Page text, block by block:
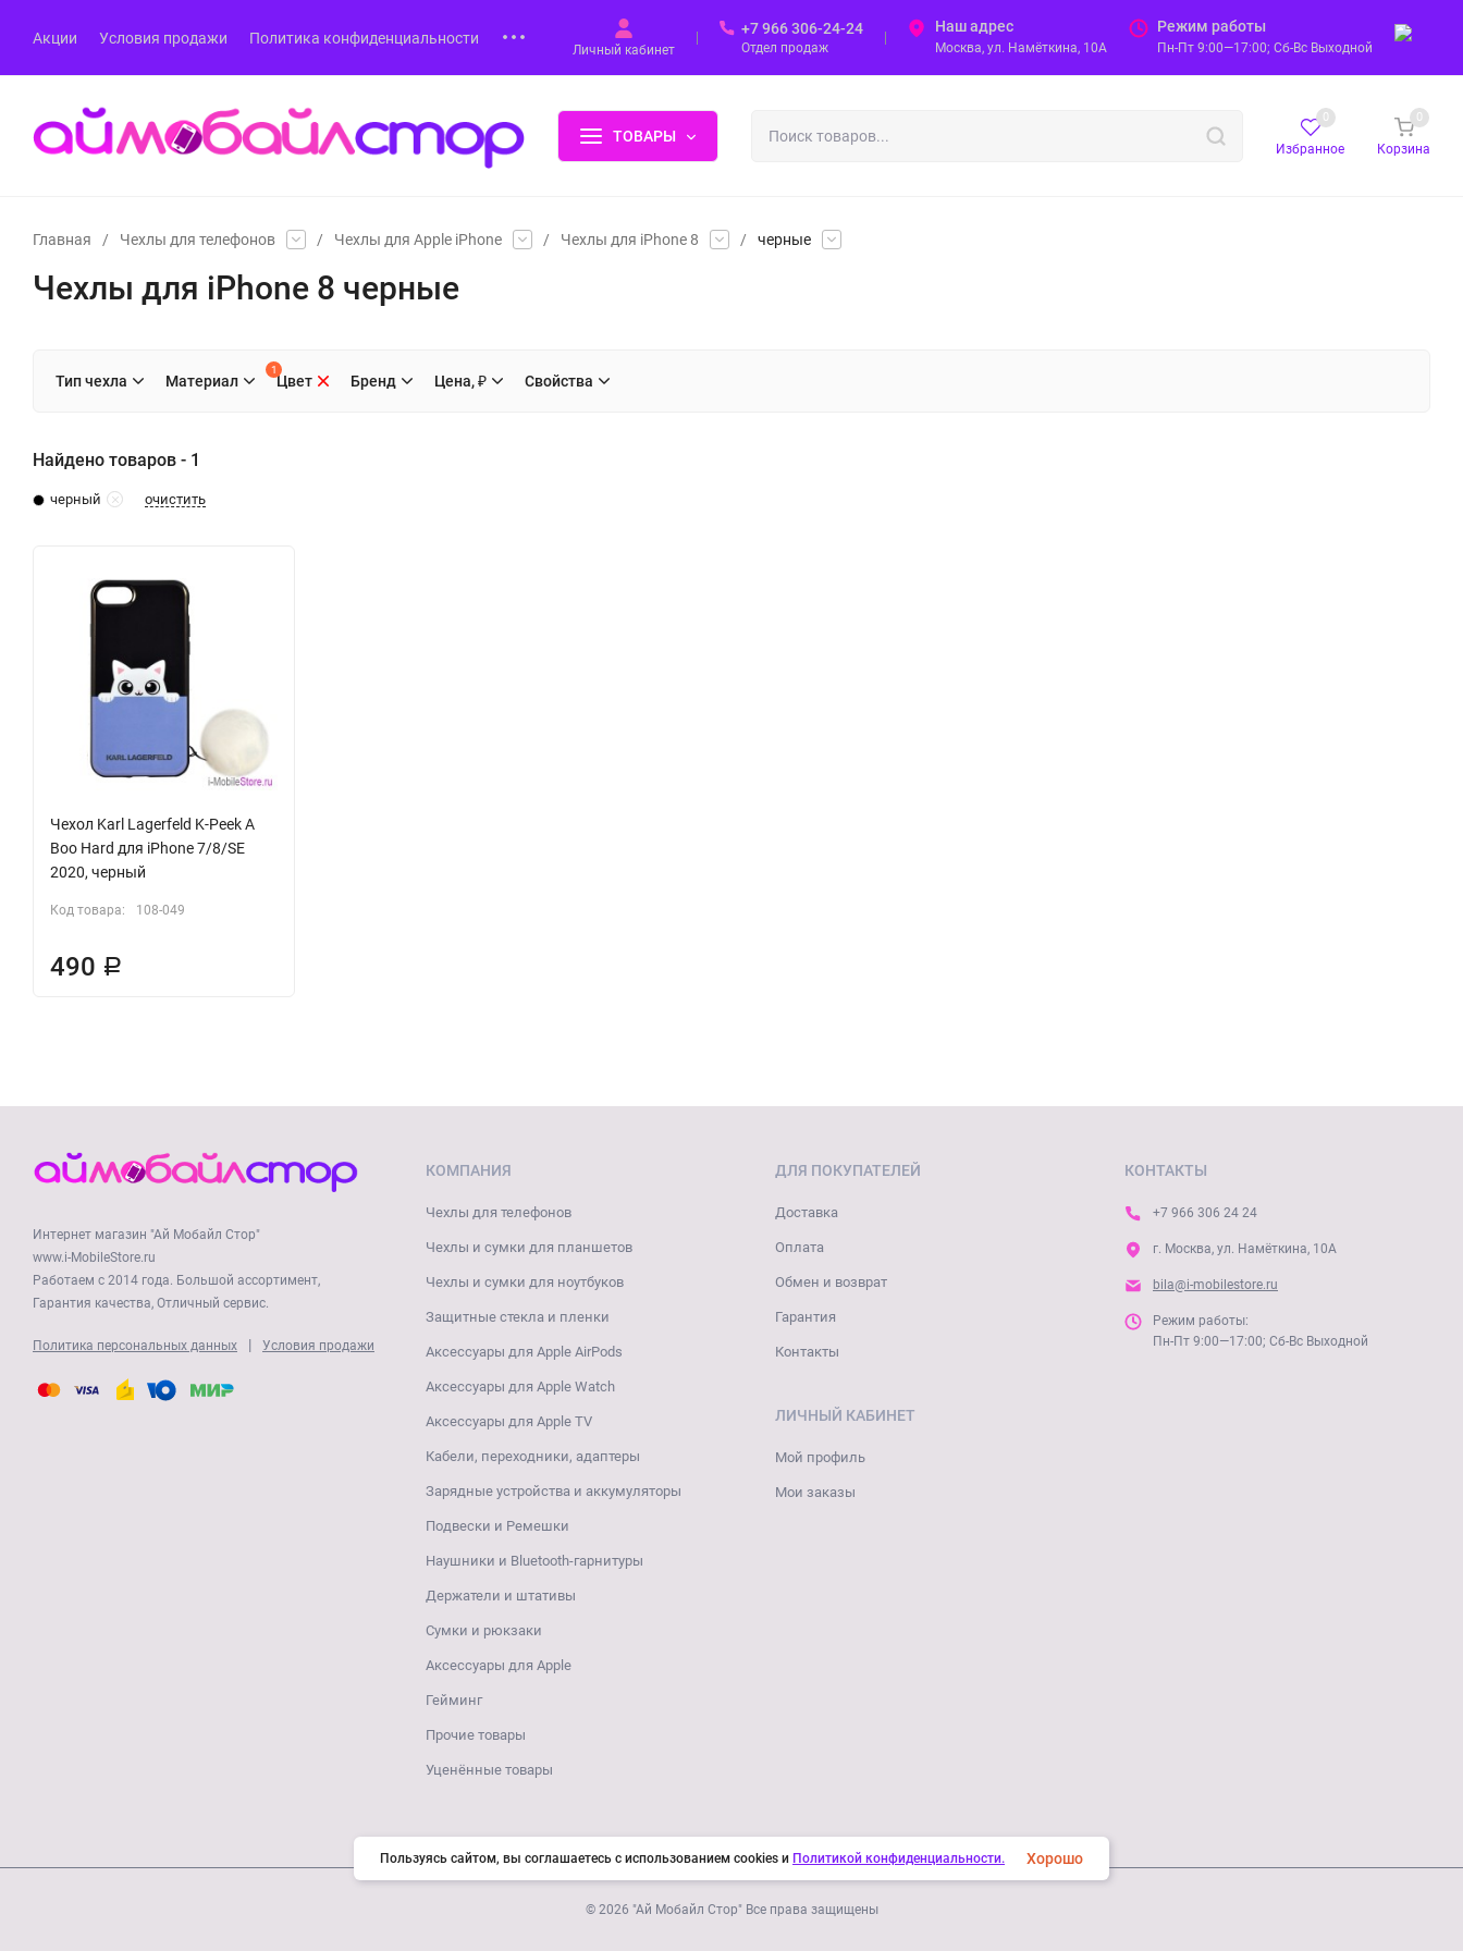
Акции Условия продажи Политика конфиденциальности
Личный кабинет
+7 966 306-24-24
Отдел продаж
Наш адрес
Москва, ул. Намёткина, 10А
Режим работы
Пн-Пт 9:00—17:00; Сб-Вс Выходной
ТОВАРЫ
Избранное
0
Корзина
0
Главная / Чехлы для телефонов / Чехлы для Apple iPhone / Чехлы для iPhone 8 / черные
Чехлы для iPhone 8 черные
Тип чехла Материал Цвет
1
Бренд Цена, ₽ Свойства
Найдено товаров - 1
черный очистить
Чехол Karl Lagerfeld K-Peek A
Boo Hard для iPhone 7/8/SE
2020, черный
Код товара: 108-049
490 Р
Интернет магазин "Ай Мобайл Стор"
www.i-MobileStore.ru
Работаем с 2014 года. Большой ассортимент,
Гарантия качества, Отличный сервис.
Политика персональных данных | Условия продажи
КОМПАНИЯ
Чехлы для телефонов
Чехлы и сумки для планшетов
Чехлы и сумки для ноутбуков
Защитные стекла и пленки
Аксессуары для Apple AirPods
Аксессуары для Apple Watch
Аксессуары для Apple TV
Кабели, переходники, адаптеры
Зарядные устройства и аккумуляторы
Подвески и Ремешки
Наушники и Bluetooth-гарнитуры
Держатели и штативы
Сумки и рюкзаки
Аксессуары для Apple
Гейминг
Прочие товары
Уценённые товары
ДЛЯ ПОКУПАТЕЛЕЙ
Доставка
Оплата
Обмен и возврат
Гарантия
Контакты
ЛИЧНЫЙ КАБИНЕТ
Мой профиль
Мои заказы
КОНТАКТЫ
+7 966 306 24 24
г. Москва, ул. Намёткина, 10А
bila@i-mobilestore.ru
Режим работы:
Пн-Пт 9:00—17:00; Сб-Вс Выходной
© 2026 "Ай Мобайл Стор" Все права защищены
Пользуясь сайтом, вы соглашаетесь с использованием cookies и Политикой конфиденциальности. Хорошо